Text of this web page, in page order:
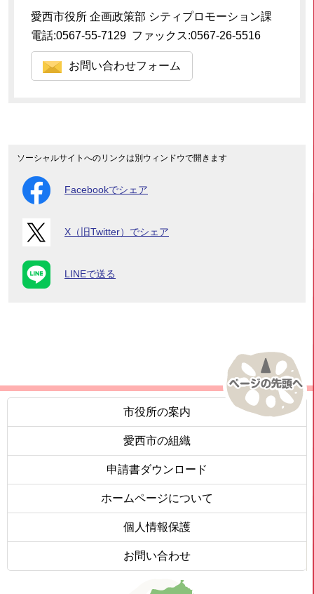
愛西市役所 企画政策部 シティプロモーション課
電話:0567-55-7129 ファックス:0567-26-5516
お問い合わせフォーム
ソーシャルサイトへのリンクは別ウィンドウで開きます
Facebookでシェア
X（旧Twitter）でシェア
LINEで送る
市役所の案内
愛西市の組織
申請書ダウンロード
ホームページについて
個人情報保護
お問い合わせ